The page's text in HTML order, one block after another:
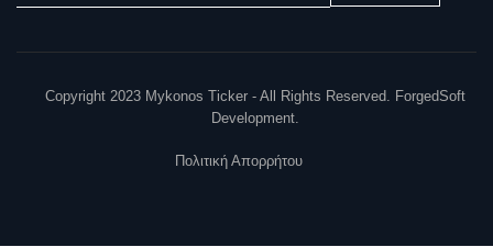
Copyright 2023 Mykonos Ticker - All Rights Reserved. ForgedSoft
Development.
Πολιτική Απορρήτου